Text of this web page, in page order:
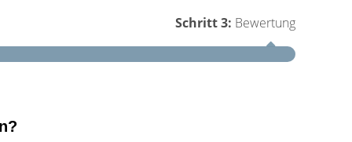
Schritt 3: Bewertung